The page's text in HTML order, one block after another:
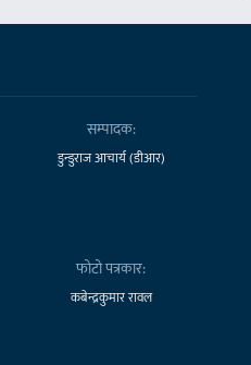
सम्पादक:
डुन्डुराज आचार्य (डीआर)
फोटो पत्रकार:
कबेन्द्रकुमार रावल